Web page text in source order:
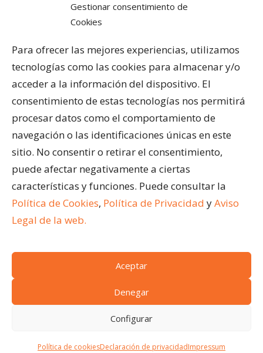
Gestionar consentimiento de
Cookies
Para ofrecer las mejores experiencias, utilizamos
tecnologías como las cookies para almacenar y/o
acceder a la información del dispositivo. El
consentimiento de estas tecnologías nos permitirá
procesar datos como el comportamiento de
navegación o las identificaciones únicas en este
sitio. No consentir o retirar el consentimiento,
puede afectar negativamente a ciertas
características y funciones. Puede consultar la
Política de Cookies, Política de Privacidad yAviso
Legal de la web.
Aceptar
Denegar
Configurar
Política de cookiesDeclaración de privacidadImpressum
¡Nosotros le asesoramos!
PRODUCTOS Y SERVICIOS
Pérgolas Bioclimáticas
Cortinas de Cristal
Cubiertas para Pisicinas
Acristalar Contract – Soluciones Profesionales
Horeca
¿Qué son los cerramientos abatibles para
terrazas?
Ventajas de acristalar la terraza de un restaurante
Cómo limpiar una pérgola bioclimática
Todos los derechos reservados
Política de cookies|Acceso a cookies|Política de
privacidad
Firmas Colaboradoras:Estarima